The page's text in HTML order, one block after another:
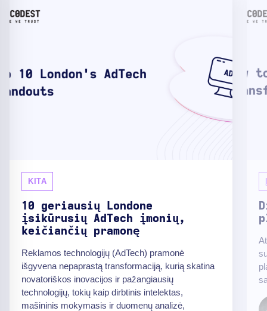
KITA
10 geriausių Londone
įsikūrusių AdTech įmonių,
keičiančių pramonę
Reklamos technologijų (AdTech) pramonė
išgyvena nepaprastą transformaciją, kurią skatina
novatoriškos inovacijos ir pažangiausių
technologijų, tokių kaip dirbtinis intelektas,
mašininis mokymasis ir duomenų analizė,